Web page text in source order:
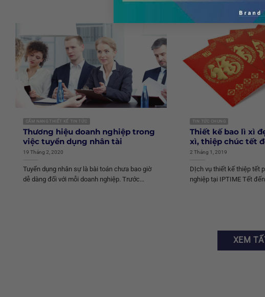
CẨM NANG THIẾT KẾ TIN TỨC
Thương hiệu doanh nghiệp trong
việc tuyển dụng nhân tài
19 Tháng 2, 2020
Tuyển dụng nhân sự là bài toán chưa bao giờ
dễ dàng đối với mỗi doanh nghiệp. Trước...
TIN TỨC CHUNG
Thiết kế bao lì xì
xì, thiệp chúc tết
2 Tháng 1, 2019
DỊch vụ thiết kế thiệp tết
nghiệp tại IPTIME Tết
XEM